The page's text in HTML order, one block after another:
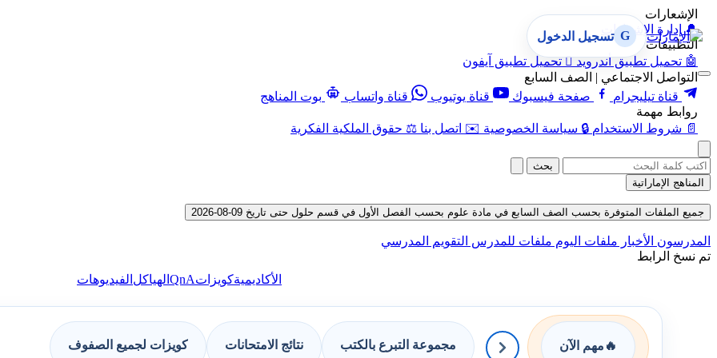
الإشعارات
🔔 إدارة الإشعارات
التطبيقات
🤖 تحميل تطبيق أندرويد  تحميل تطبيق آيفون
التواصل الاجتماعي | الصف السابع
قناة تيليجرام
صفحة فيسبوك قناة يوتيوب قناة واتساب
بوت المناهج
روابط مهمة
📄 شروط الاستخدام 🔒 سياسة الخصوصية ✉️ اتصل بنا ⚖️ حقوق الملكية الفكرية
G تسجيل الدخول
بحث
المناهج الإماراتية
جميع الملفات المتوفرة بحسب الصف السابع في مادة علوم بحسب الفصل الأول في قسم حلول حتى تاريخ 09-08-2026
المدرسون الأخبار ملفات اليوم ملفات للمدرس التقويم المدرسي
تم نسخ الرابط
الأكاديميةكويزاتQnA الهياكل الفيديوهات
🔥 مهم الآن مجموعة التبرع بالكتب نتائج الامتحانات كويزات لجميع الصفوف